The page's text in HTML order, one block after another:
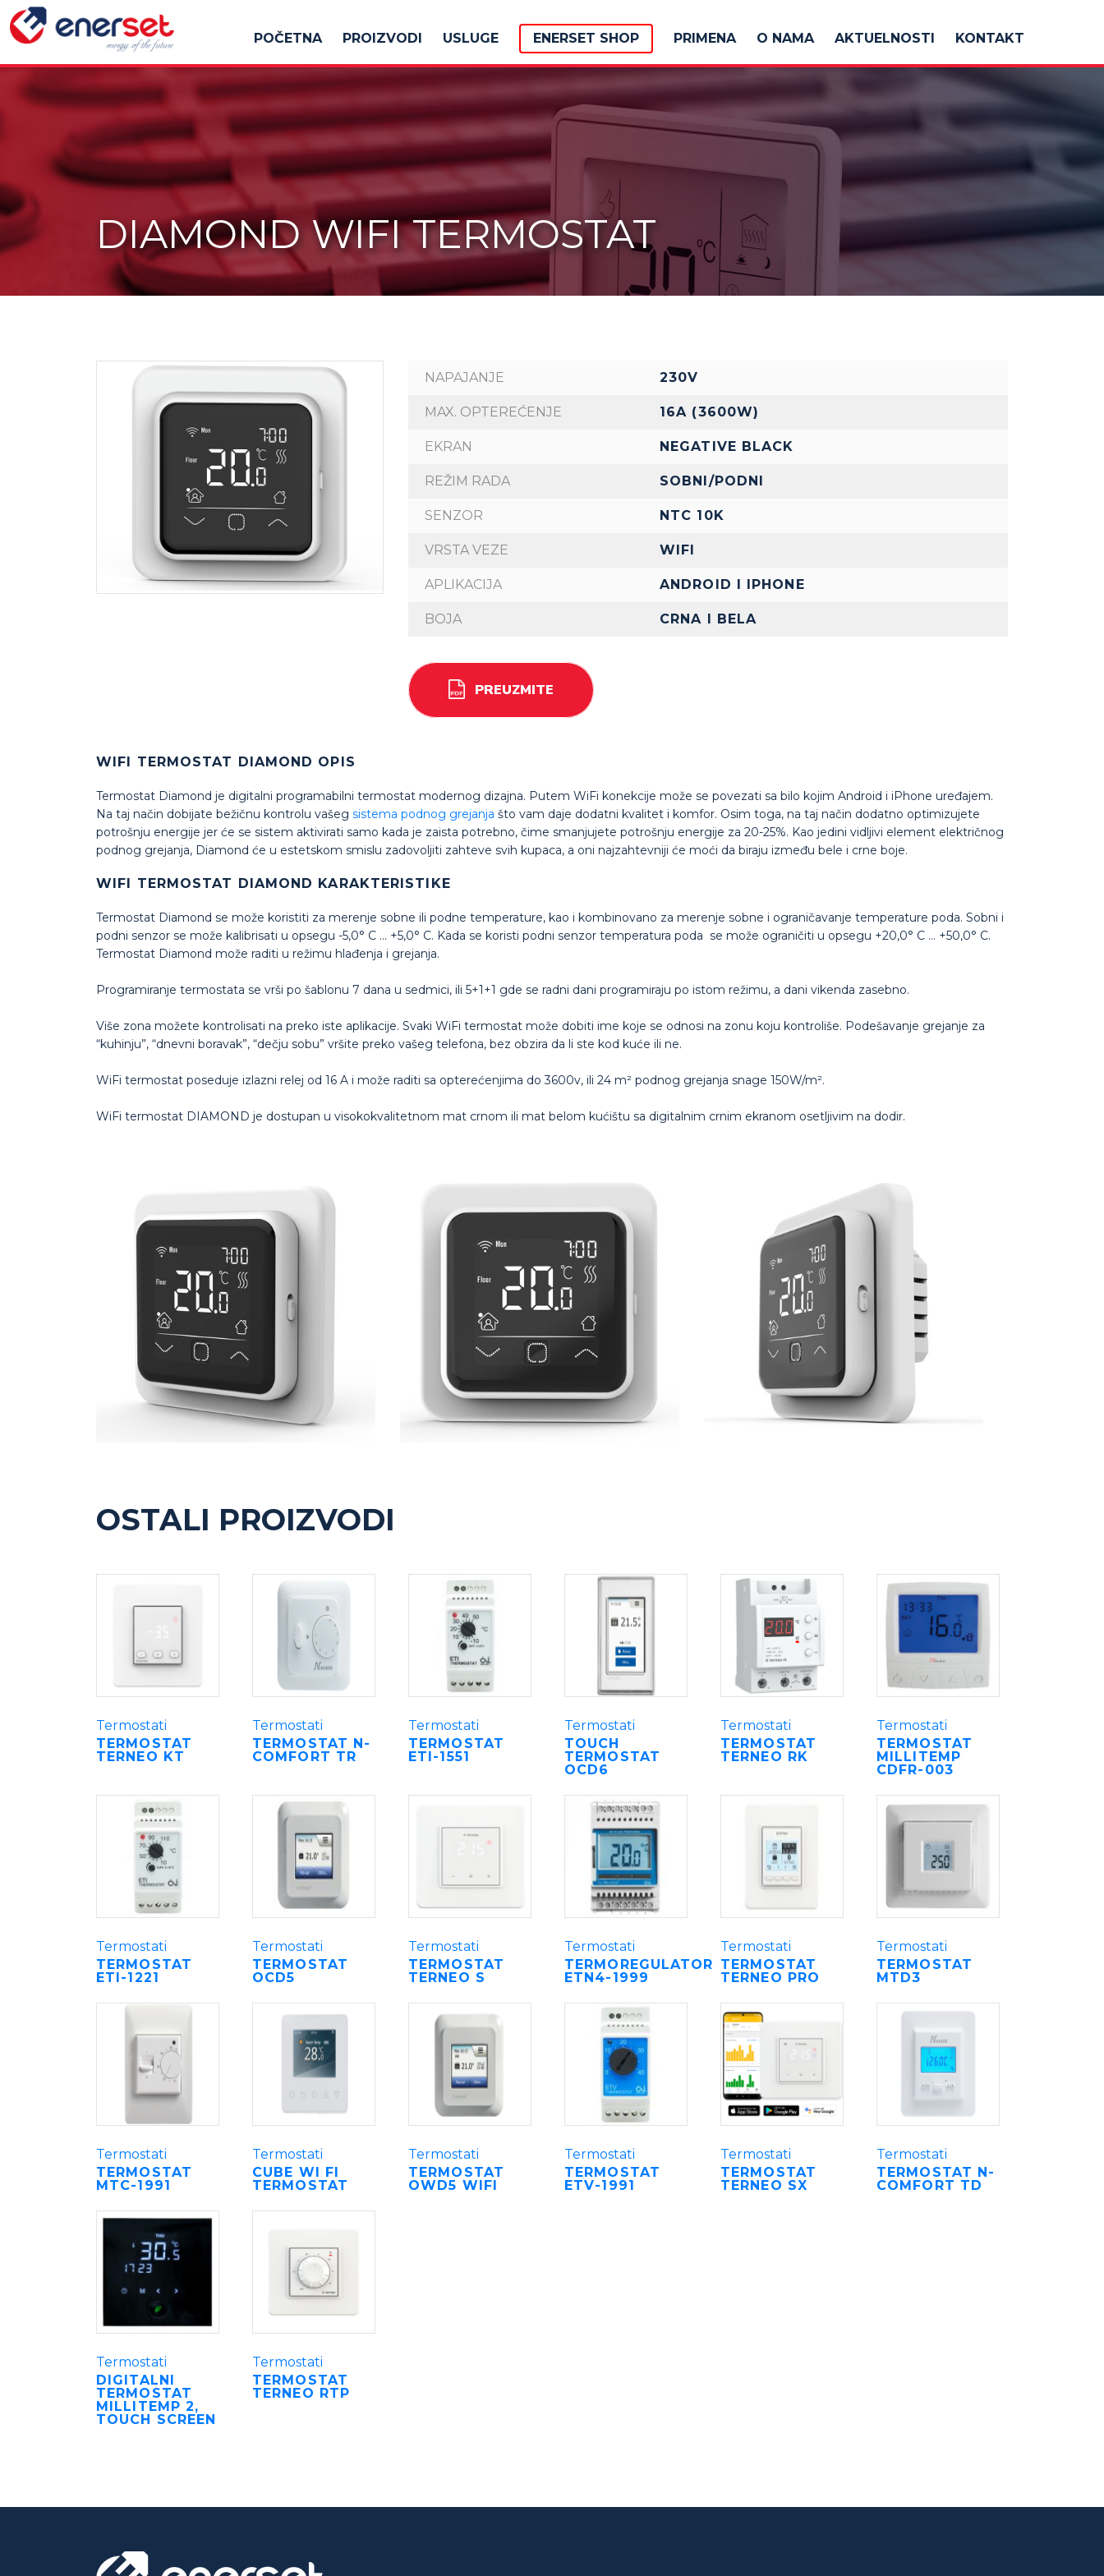
POČETNA PROIZVODI USLUGE ENERSET SHOP PRIMENA O NAMA AKTUELNOSTI KONTAKT
DIAMOND WIFI TERMOSTAT
NAPAJANJE 230V
MAX. OPTEREĆENJE 16A (3600W)
EKRAN NEGATIVE BLACK
REŽIM RADA SOBNI/PODNI
SENZOR NTC 10K
VRSTA VEZE WIFI
APLIKACIJA ANDROID I IPHONE
BOJA CRNA I BELA
PREUZMITE
WIFI TERMOSTAT DIAMOND OPIS
Termostat Diamond je digitalni programabilni termostat modernog dizajna. Putem WiFi konekcije može se povezati sa bilo kojim Android i iPhone uređajem.
Na taj način dobijate bežičnu kontrolu vašeg sistema podnog grejanja što vam daje dodatni kvalitet i komfor. Osim toga, na taj način dodatno optimizujete
potrošnju energije jer će se sistem aktivirati samo kada je zaista potrebno, čime smanjujete potrošnju energije za 20-25%. Kao jedini vidljivi element električnog
podnog grejanja, Diamond će u estetskom smislu zadovoljiti zahteve svih kupaca, a oni najzahtevniji će moći da biraju između bele i crne boje.
WIFI TERMOSTAT DIAMOND KARAKTERISTIKE
Termostat Diamond se može koristiti za merenje sobne ili podne temperature, kao i kombinovano za merenje sobne i ograničavanje temperature poda. Sobni i
podni senzor se može kalibrisati u opsegu -5,0° C … +5,0° C. Kada se koristi podni senzor temperatura poda se može ograničiti u opsegu +20,0° C … +50,0° C.
Termostat Diamond može raditi u režimu hlađenja i grejanja.
Programiranje termostata se vrši po šablonu 7 dana u sedmici, ili 5+1+1 gde se radni dani programiraju po istom režimu, a dani vikenda zasebno.
Više zona možete kontrolisati na preko iste aplikacije. Svaki WiFi termostat može dobiti ime koje se odnosi na zonu koju kontroliše. Podešavanje grejanje za
“kuhinju”, “dnevni boravak”, “dečju sobu” vršite preko vašeg telefona, bez obzira da li ste kod kuće ili ne.
WiFi termostat poseduje izlazni relej od 16 A i može raditi sa opterećenjima do 3600v, ili 24 m² podnog grejanja snage 150W/m².
WiFi termostat DIAMOND je dostupan u visokokvalitetnom mat crnom ili mat belom kućištu sa digitalnim crnim ekranom osetljivim na dodir.
OSTALI PROIZVODI
Termostati
TERMOSTAT
TERNEO KT
Termostati
TERMOSTAT N-
COMFORT TR
Termostati
TERMOSTAT
ETI-1551
Termostati
TOUCH
TERMOSTAT
OCD6
Termostati
TERMOSTAT
TERNEO RK
Termostati
TERMOSTAT
MILLITEMP
CDFR-003
Termostati
TERMOSTAT
ETI-1221
Termostati
TERMOSTAT
OCD5
Termostati
TERMOSTAT
TERNEO S
Termostati
TERMOREGULATOR
ETN4-1999
Termostati
TERMOSTAT
TERNEO PRO
Termostati
TERMOSTAT
MTD3
Termostati
TERMOSTAT
MTC-1991
Termostati
CUBE WI FI
TERMOSTAT
Termostati
TERMOSTAT
OWD5 WIFI
Termostati
TERMOSTAT
ETV-1991
Termostati
TERMOSTAT
TERNEO SX
Termostati
TERMOSTAT N-
COMFORT TD
Termostati
DIGITALNI
TERMOSTAT
MILLITEMP 2,
TOUCH SCREEN
Termostati
TERMOSTAT
TERNEO RTP